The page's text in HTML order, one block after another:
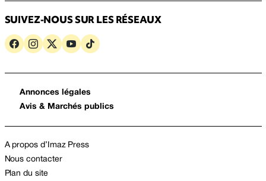
SUIVEZ-NOUS SUR LES RÉSEAUX
Annonces légales
Avis & Marchés publics
A propos d’Imaz Press
Nous contacter
Plan du site